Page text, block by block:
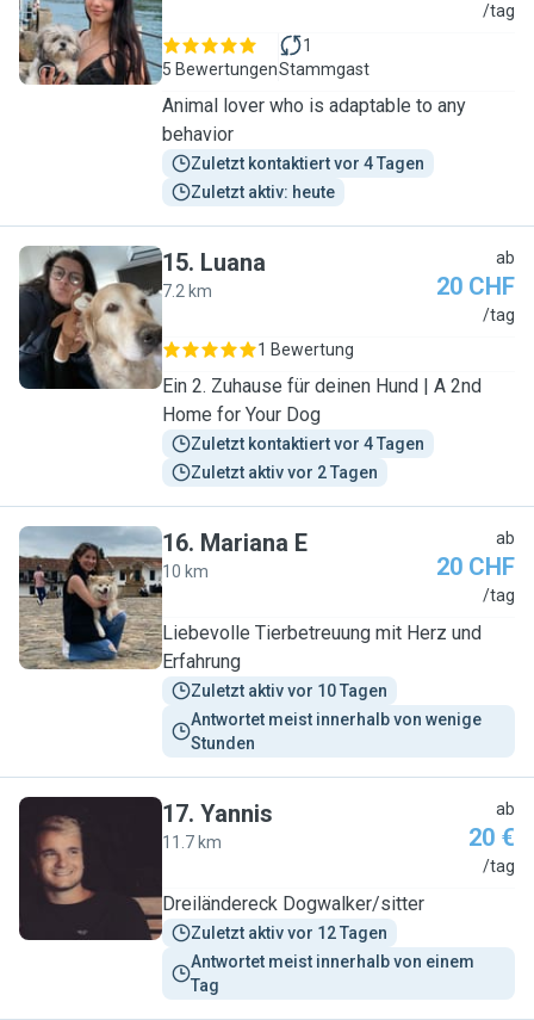
G /tag
5 Bewertungen
1
Stammgast
Animal lover who is adaptable to any
behavior
Zuletzt kontaktiert vor 4 Tagen
Zuletzt aktiv: heute
L
15. Luana
7.2 km
ab
20 CHF
/tag
1 Bewertung
Ein 2. Zuhause für deinen Hund | A 2nd
Home for Your Dog
Zuletzt kontaktiert vor 4 Tagen
Zuletzt aktiv vor 2 Tagen
M
16. Mariana E
10 km
ab
20 CHF
/tag
Liebevolle Tierbetreuung mit Herz und
Erfahrung
Zuletzt aktiv vor 10 Tagen
Antwortet meist innerhalb von wenige
Stunden
Y
17. Yannis
11.7 km
ab
20 €
/tag
Dreiländereck Dogwalker/sitter
Zuletzt aktiv vor 12 Tagen
Antwortet meist innerhalb von einem
Tag